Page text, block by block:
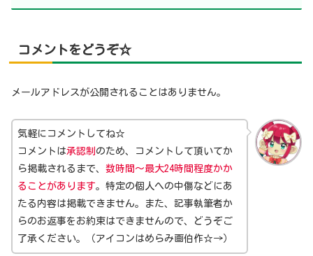
コメントをどうぞ☆
メールアドレスが公開されることはありません。
気軽にコメントしてね☆
コメントは承認制 のため、コメントして頂いてか
ら掲載されるまで、 数時間～最大24時間程度かか
ることがあります。特定の個人への中傷などにあ
たる内容は掲載できません。また、記事執筆者か
らのお返事をお約束はできませんので、どうぞご
了承ください。（アイコンはめらみ画伯作☆→）